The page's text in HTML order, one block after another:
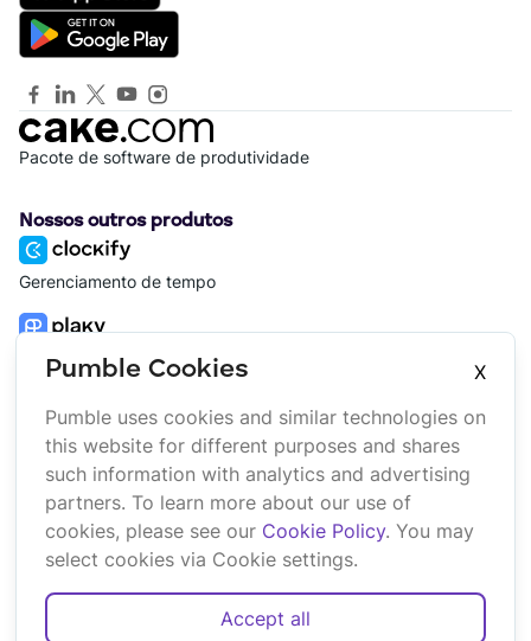
Pacote de software de produtividade
Nossos outros produtos
Gerenciamento de tempo
Gerenciamento de projeto
Plataforma
Suíte
Marketplace
Updates
Empresa
Sobre nós
Afiliado
Marca
Pumble Cookies
X
Pumble uses cookies and similar technologies on
this website for different purposes and shares
such information with analytics and advertising
partners. To learn more about our use of
cookies, please see our Cookie Policy. You may
select cookies via Cookie settings.
Accept all